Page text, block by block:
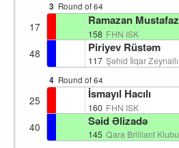
3 Round of 64
17 Ramazan
158 FHN ISK
48 Piriyev Rüstəm
117 Şəhid İlqar
4 Round of 64
25 İsmayıl Hacılı
160 FHN ISK
40 Səid Əlizadə
145 Qara Brilliant Klubu